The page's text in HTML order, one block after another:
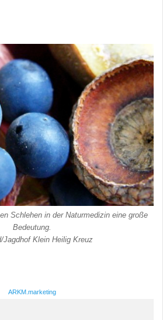
Schlehen in der Naturmedizin eine große
Bedeutung.
Jagdhof Klein Heilig Kreuz
ARKM.marketing